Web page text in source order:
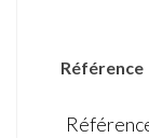
Référence